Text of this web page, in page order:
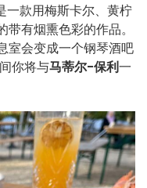
一款用梅斯卡尔、黄柠
带有烟熏色彩的作品。
室会变成一个钢琴酒吧
你将与马蒂尔-保利一